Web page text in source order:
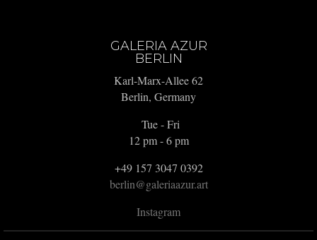
GALERIA AZUR
BERLIN
Karl-Marx-Allee 62
Berlin, Germany
Tue - Fri
12 pm - 6 pm
+49 157 3047 0392
berlin@galeriaazur.art
Instagram